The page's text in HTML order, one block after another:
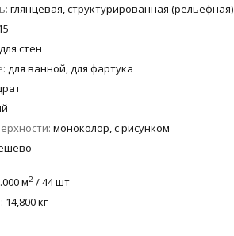
глянцевая, структурированная (рельефная)
для стен
для ванной, для фартука
моноколор, с рисунком
м2 / 44 шт
14,800 кг